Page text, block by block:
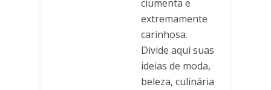
ciumenta e
extremamente
carinhosa.
Divide aqui suas
ideias de moda,
beleza, culinária